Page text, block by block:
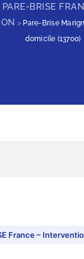
PARE-BRISE
> Pare-Brise
domicile (13700)
France –